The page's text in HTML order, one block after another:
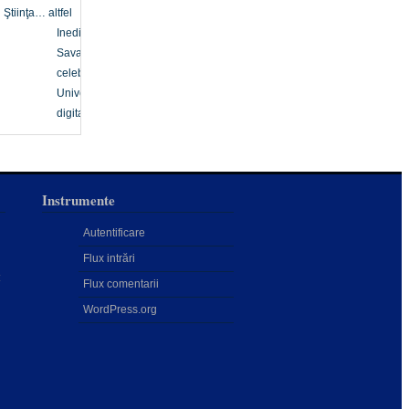
Ştiinţa… altfel
Inedit
Savanți
celebri
Univers
digital
:
Instrumente
Autentificare
Flux intrări
Flux comentarii
WordPress.org